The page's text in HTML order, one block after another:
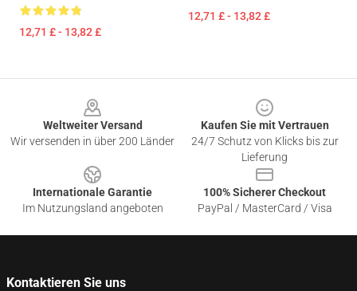
12,71 £ - 13,82 £
12,71 £ - 13,82 £
Weltweiter Versand
Wir versenden in über 200 Länder
Kaufen Sie mit Vertrauen
24/7 Schutz von Klicks bis zur
Lieferung
Internationale Garantie
Im Nutzungsland angeboten
100% Sicherer Checkout
PayPal / MasterCard / Visa
Kontaktieren Sie uns